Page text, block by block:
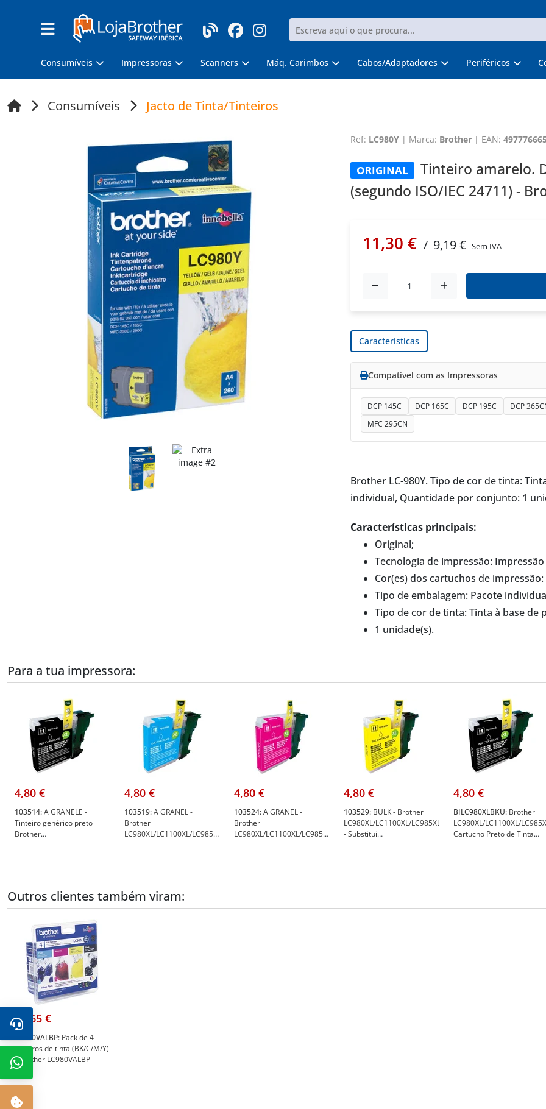
Consumíveis Impressoras Scanners Máq. Carimbos Cabos/Adaptadores Periféricos
Consumíveis Jacto de Tinta/Tinteiros
Ref: LC980Y| Marca: Brother| EAN:
ORIGINAL
Tinteiro amarelo.
(segundo ISO/IEC 24711) -
11,30 € / 9,19 € Sem IVA
Características
Compatível com as Impressoras
DCP 145C DCP 165C DCP 195C DCP
MFC 295CN
Brother LC-980Y. Tipo de cor de tinta:
individual, Quantidade por conjunto: 1
Características principais:
Original;
Tecnologia de impressão:
Cor(es) dos cartuchos de
Tipo de embalagem: Pacote
Tipo de cor de tinta: Tinta à base de
1 unidade(s).
Para a tua impressora:
4,80 €
103514:A GRANELE -
Tinteiro genérico preto
Brother
4,80 €
103519:A GRANEL -
Brother
LC980XL/LC1100XL/LC985XL
4,80 €
103524:A GRANEL -
Brother
LC980XL/LC1100XL/LC985XL
4,80 €
103529: BULK - Brother
LC980XL/LC1100XL/LC985XL/LC980Y/LC1100Y/LC985Y
- Substitui
4,80 €
BILC980XLBKU: Brother
LC980XL/LC1100XL/
Cartucho Preto de Tinta
Outros clientes também viram:
49,65 €
LC980VALBP: Pack de 4
tinteiros de tinta (BK/C/M/Y)
- Brother LC980VALBP